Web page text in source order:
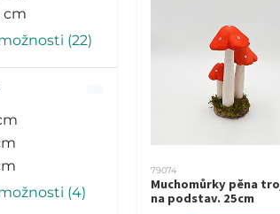
cm
(22)
(4)
79074
Muchomůrky pěna
na podstav. 25cm